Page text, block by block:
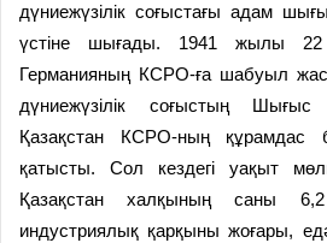
дүниежүзілік соғыстағы адам
үстіне шығады. 1941 жылы 22
Германияның КСРО-ға шабуыл
дүниежүзілік соғыстың
Қазақстан КСРО-ның құрамдас
қатысты. Сол кездегі уақыт
Қазақстан халқының саны
индустриялық қарқыны жоғары,